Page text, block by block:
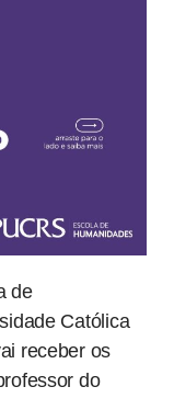
de
Católica
receber os
do